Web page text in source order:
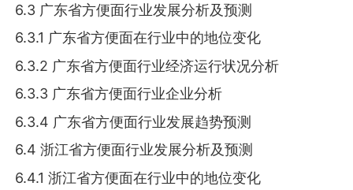
6.3 广东省方便面行业发展分析及预测
6.3.1 广东省方便面在行业中的地位变化
6.3.2 广东省方便面行业经济运行状况分析
6.3.3 广东省方便面行业企业分析
6.3.4 广东省方便面行业发展趋势预测
6.4 浙江省方便面行业发展分析及预测
6.4.1 浙江省方便面在行业中的地位变化